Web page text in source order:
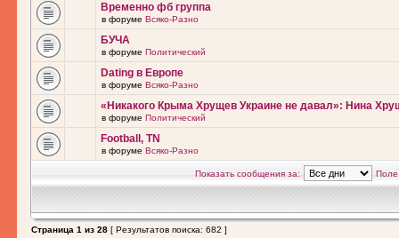
Временно фб группа
в форуме Всяко-Разно
БУЧА
в форуме Политический
Dating в Европе
в форуме Всяко-Разно
«Никакого Крыма Хрущев Украине не давал»: Нина
в форуме Политический
Football, TN
в форуме Всяко-Разно
Показать сообщения за: Поле
Страница 1 из 28 [ Результатов поиска: 682 ]